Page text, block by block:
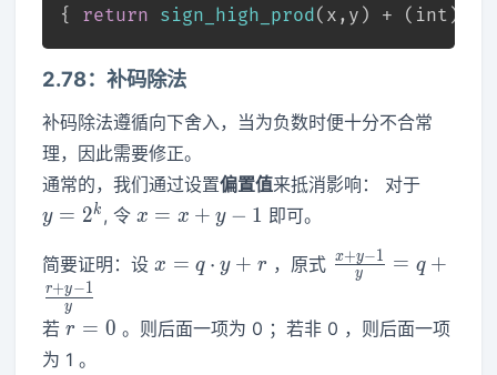
{ return sign_high_prod(x,y) + ( int
2.78：补码除法
补码除法遵循向下舍入，当为负数时便十分不合常
理，因此需要修正。
通常的，我们通过设置偏置值来抵消影响： 对于
y = 2k , 令 x=x+y-
x = x + y − 1 即可。
简要证明：设x=q\cdot
x = q ⋅ y + r ，原式 \frac{x+y-1}
{y} =
1}{y}
y
x+y−1 = q +
y
r+y−1
若r=0
r = 0 。则后面一项为 0 ；若非 0 ，则后面一项
为 1 。